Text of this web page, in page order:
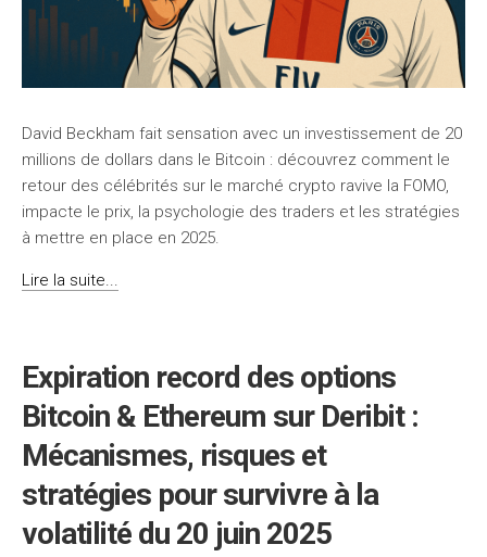
David Beckham fait sensation avec un investissement de 20
millions de dollars dans le Bitcoin : découvrez comment le
retour des célébrités sur le marché crypto ravive la FOMO,
impacte le prix, la psychologie des traders et les stratégies
à mettre en place en 2025.
Lire la suite...
Expiration record des options
Bitcoin & Ethereum sur Deribit :
Mécanismes, risques et
stratégies pour survivre à la
volatilité du 20 juin 2025